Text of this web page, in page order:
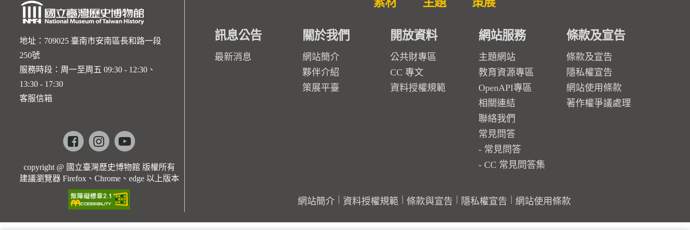
地址：709025 臺南市安南區長和路一段
250號
服務時段：周一至周五 09:30 - 12:30、
13:30 - 17:30
客服信箱
Facebookinstagramyoutube
copyright @ 國立臺灣歷史博物館 版權所有
建議瀏覽器 Firefox、Chrome、edge 以上版本
訊息公告
最新消息
關於我們
網站簡介
夥伴介紹
策展平臺
開放資料
公共財專區
CC 專文
資料授權規範
網站服務
主題網站
教育資源專區
OpenAPI專區
相關連結
聯絡我們
常見問答
常見問答
CC 常見問答集
條款及宣告
條款及宣告
隱私權宣告
網站使用條款
著作權爭議處理
網站簡介 資料授權規範 條款與宣告 隱私權宣告 網站使用條款